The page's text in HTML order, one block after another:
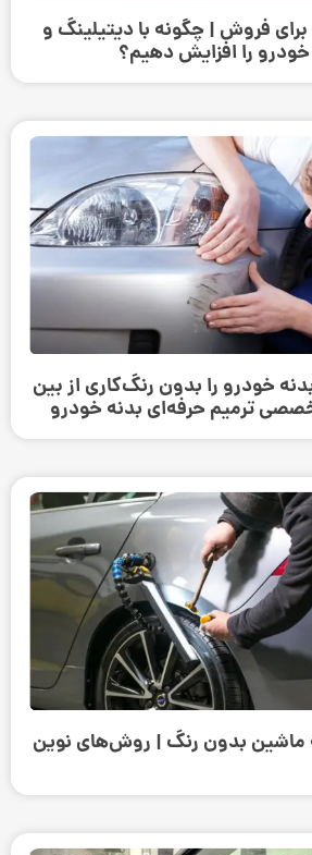
فروش | چگونه با دیتیلینگ و
را افزایش دهیم؟
خودرو را بدون رنگ‌کاری از بین
ترمیم حرفه‌ای بدنه خودرو
ماشین بدون رنگ | روش‌های نوین